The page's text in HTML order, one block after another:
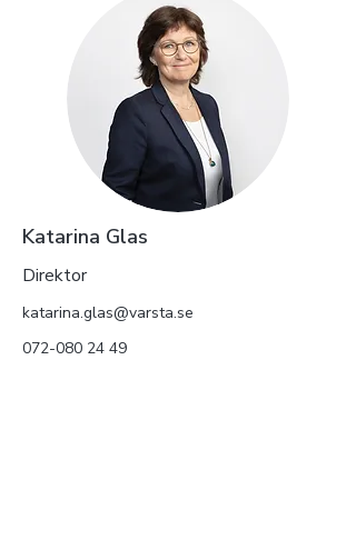
Katarina Glas
Direktor
katarina.glas@varsta.se
072-080 24 49